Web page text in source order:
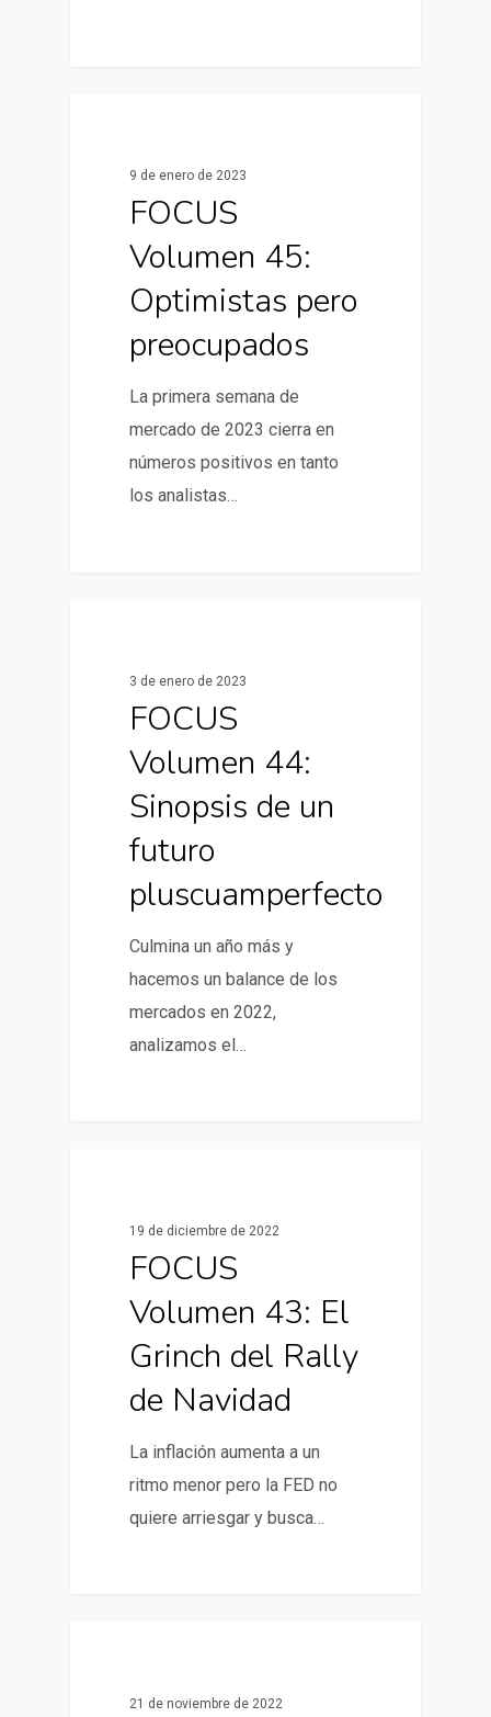
9 de enero de 2023
FOCUS
Volumen 45:
Optimistas pero
preocupados
La primera semana de
mercado de 2023 cierra en
números positivos en tanto
los analistas…
3 de enero de 2023
FOCUS
Volumen 44:
Sinopsis de un
futuro
pluscuamperfecto
Culmina un año más y
hacemos un balance de los
mercados en 2022,
analizamos el…
19 de diciembre de 2022
FOCUS
Volumen 43: El
Grinch del Rally
de Navidad
La inflación aumenta a un
ritmo menor pero la FED no
quiere arriesgar y busca…
21 de noviembre de 2022